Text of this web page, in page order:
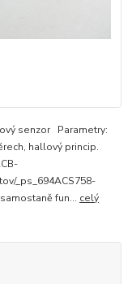
senzor Parametry:
hallový princip.
_ps_694ACS758-
fun... celý